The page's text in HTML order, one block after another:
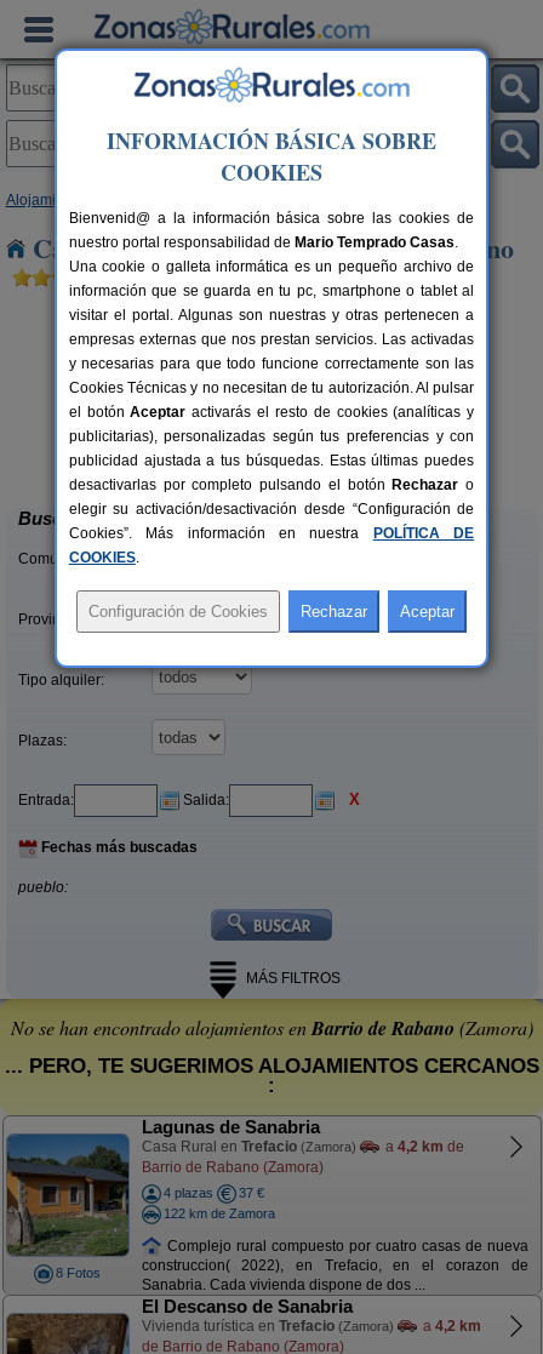
Alojamientos
Casas Rurales cerca de Barrio de Rabano
2-42+1 pers.
desde25 €
Casas Rurales ARRIBES DURII
Formariz de Sayago (Zamora)
Buscar
Comunidades:
Provincias/Islas:
Tipo alquiler:
Plazas:
Entrada: Salida: X
Fechas más buscadas
pueblo:
MÁS FILTROS
No se han encontrado alojamientos enBarrio de Rabano (Zamora)
... PERO, TE SUGERIMOS ALOJAMIENTOS CERCANOS
:
8 Fotos
Lagunas de Sanabria
Casa Rural en Trefacio (Zamora) a 4,2 km de
Barrio de Rabano (Zamora)
4 plazas
37 €
122 km de Zamora
Complejo rural compuesto por cuatro casas de nueva
construccion( 2022), en Trefacio, en el corazon de
Sanabria. Cada vivienda dispone de dos ...
El Descanso de Sanabria
Vivienda turística en Trefacio (Zamora) a 4,2 km
de Barrio de Rabano (Zamora)
INFORMACIÓN BÁSICA SOBRE
COOKIES
Bienvenid@ a la información básica sobre las cookies de
nuestro portal responsabilidad de Mario Temprado Casas.
Una cookie o galleta informática es un pequeño archivo de
información que se guarda en tu pc, smartphone o tablet al
visitar el portal. Algunas son nuestras y otras pertenecen a
empresas externas que nos prestan servicios. Las activadas
y necesarias para que todo funcione correctamente son las
Cookies Técnicas y no necesitan de tu autorización. Al pulsar
el botónAceptar activarás el resto de cookies (analíticas y
publicitarias), personalizadas según tus preferencias y con
publicidad ajustada a tus búsquedas. Estas últimas puedes
desactivarlas por completo pulsando el botón Rechazar o
elegir su activación/desactivación desde “Configuración de
Cookies”. Más información en nuestra
POLÍTICA DE
COOKIES.